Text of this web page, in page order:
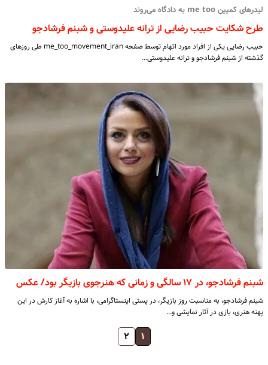
لیدرهای کمپین me too به دادگاه می‌روند
طرح شکایت حبیب رضایی از ترانه علیدوستی و شبنم فرشادجو
حبیب رضایی یکی از افراد مورد اتهام توسط صفحه me_too_movement_iran طی روزهای
گذشته از شبنم فرشادجو و ترانه علیدوستی…
شبنم فرشادجو، در ۱۷ سالگی و زمانی که هنرجوی بازیگر بود/ عکس
شبنم فرشادجو، به مناسبت روز بازیگر، در پستی اینستاگرامی، با اشاره به آغاز کارش در این
پهنه هنری، بازی در آثار نمایشی و…
۱ ۲